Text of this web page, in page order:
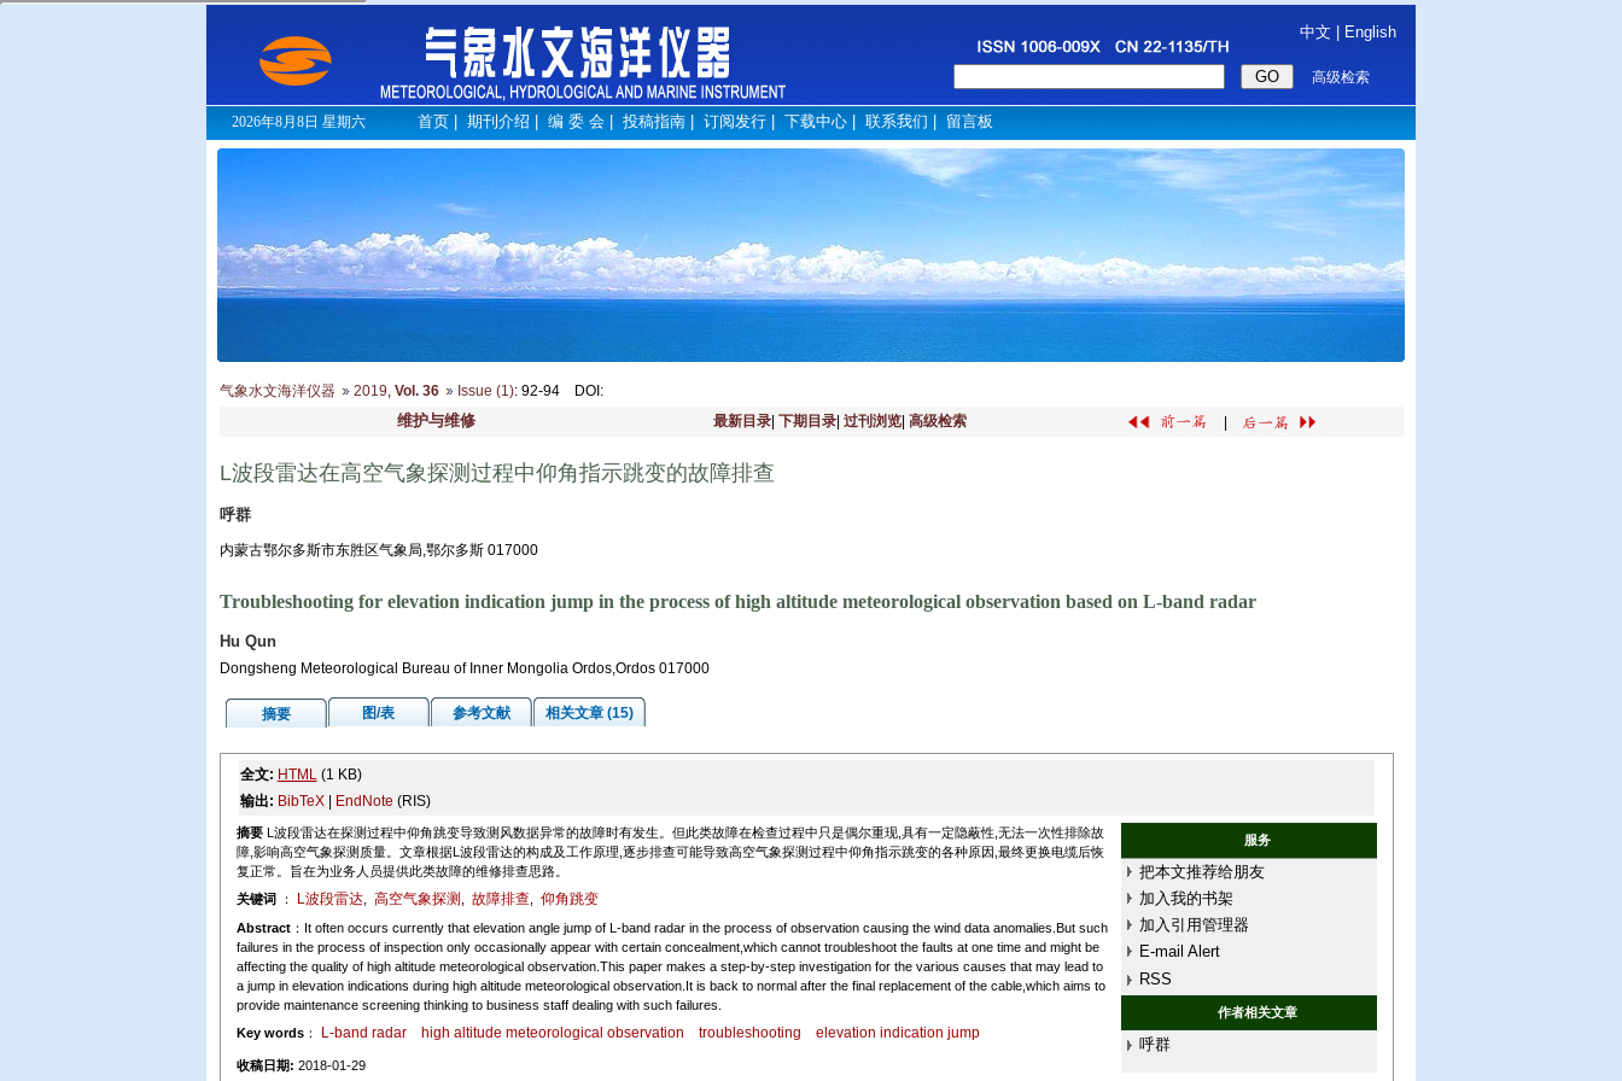
中文 English
高级检索
2026年8月8日 星期六 首页 期刊介绍 编 委 会 投稿指南 订阅发行 下载中心 联系我们 留言板
气象水文海洋仪器 2019, Vol. 36 Issue (1): 92-94 DOI :
维护与维修 最新目录 下期目录 过刊浏览 高级检索
L波段雷达在高空气象探测过程中仰角指示跳变的故障排查
呼群
内蒙古鄂尔多斯市东胜区气象局,鄂尔多斯 017000
Troubleshooting for elevation indication jump in the process of high altitude meteorological observation based on L-band radar
Hu Qun
Dongsheng Meteorological Bureau of Inner Mongolia Ordos,Ordos 017000
摘要 图/表 参考文献 相关文章 (15)
全文: HTML(1 KB)
输出: BibTeX| EndNote (RIS)
摘要L波段雷达在探测过程中仰角跳变导致测风数据异常的故障时有发生。但此类故障在检查过程中只是偶尔重现,具有一定隐蔽性,无法一次性排除故
障,影响高空气象探测质量。文章根据L波段雷达的构成及工作原理,逐步排查可能导致高空气象探测过程中仰角指示跳变的各种原因,最终更换电缆后恢
复正常。旨在为业务人员提供此类故障的维修排查思路。
服务
把本文推荐给朋友
加入我的书架
加入引用管理器
E-mail Alert
RSS
作者相关文章
呼群
关键词 ： L波段雷达, 高空气象探测 故障排查, 仰角跳变
Abstract：It often occurs currently that elevation angle jump of L-band radar in the process of observation causing the wind data anomalies.But such
failures in the process of inspection only occasionally appear with certain concealment,which cannot troubleshoot the faults at one time and might be
affecting the quality of high altitude meteorological observation.This paper makes a step-by-step investigation for the various causes that may lead to
a jump in elevation indications during high altitude meteorological observation.It is back to normal after the final replacement of the cable,which aims to
provide maintenance screening thinking to business staff dealing with such failures.
Key words： L-band radar high altitude meteorological observation troubleshooting elevation indication jump
收稿日期: 2018-01-29